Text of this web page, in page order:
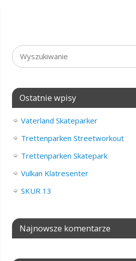
Ostatnie wpisy
Vaterland Skateparker
Trettenparken Streetworkout
Trettenparken Skatepark
Vulkan Klatresenter
SKUR 13
Najnowsze komentarze